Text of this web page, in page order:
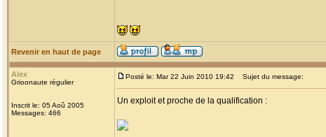
Revenir en haut de page
Alex
Grioonaute régulier
Inscrit le: 05 Aoû 2005
Messages: 466
Posté le: Mar 22 Juin 2010 19:42 Sujet du message:
Un exploit et proche de la qualification :